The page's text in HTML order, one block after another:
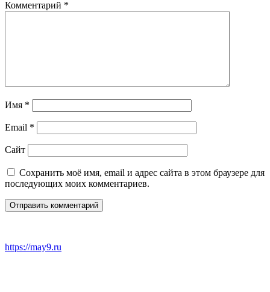
Комментарий *
Имя *
Email *
Сайт
Сохранить моё имя, email и адрес сайта в этом браузере для
последующих моих комментариев.
https://may9.ru